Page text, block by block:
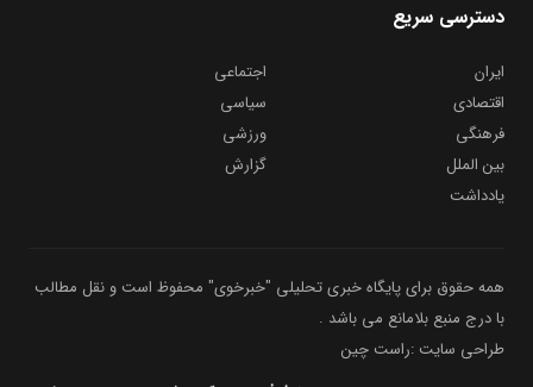
دسترسی سریع
ایران
اجتماعی
اقتصادی
سیاسی
فرهنگی
ورزشی
بین الملل
گزارش
یادداشت
همه حقوق برای پایگاه خبری تحلیلی "خبرخوی" محفوظ است و نقل مطالب
با درج منبع بلامانع می باشد .
طراحی سایت :راست چین